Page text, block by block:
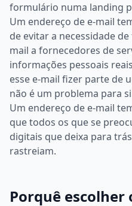
formulário numa landing
Um endereço de e-mail
de evitar a necessidade
mail a fornecedores de
informações pessoais
esse e-mail fizer parte de
não é um problema para
Um endereço de e-mail
que todos os que se
digitais que deixa para
rastreiam.
Porquê escolher